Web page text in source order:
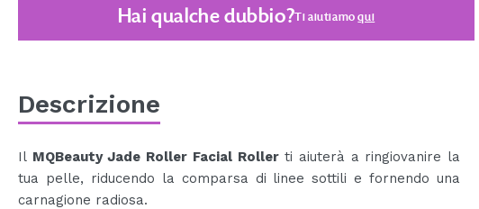
PROSSIMAMENTE
Hai qualche dubbio?Ti aiutiamoqui
Descrizione
Il MQBeauty Jade Roller Facial Rollerti aiuterà a ringiovanire la
tua pelle, riducendo la comparsa di linee sottili e fornendo una
carnagione radiosa.